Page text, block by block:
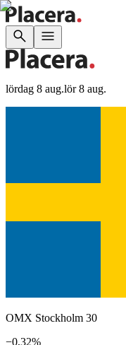
lördag 8 aug.lör 8 aug.
OMX Stockholm 30
−0,32%